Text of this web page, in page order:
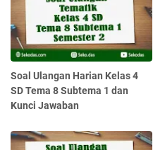
Soal Ulangan Harian Kelas 4
SD Tema 8 Subtema 1 dan
Kunci Jawaban